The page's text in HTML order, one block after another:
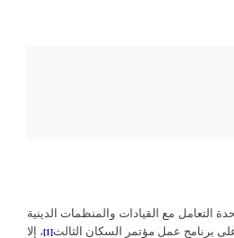
التعامل مع القيادات والمنظمات الدينية
على برنامج عمل مؤتمر السكان الثالث[1]
، إلا